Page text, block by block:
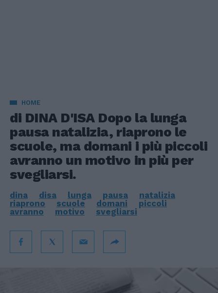
HOME
di DINA D'ISA Dopo la lunga
pausa natalizia, riaprono le
scuole, ma domani i più piccoli
avranno un motivo in più per
svegliarsi.
dina disa lunga pausa
natalizia
riaprono
scuole domani
piccoli
avranno
motivo svegliarsi